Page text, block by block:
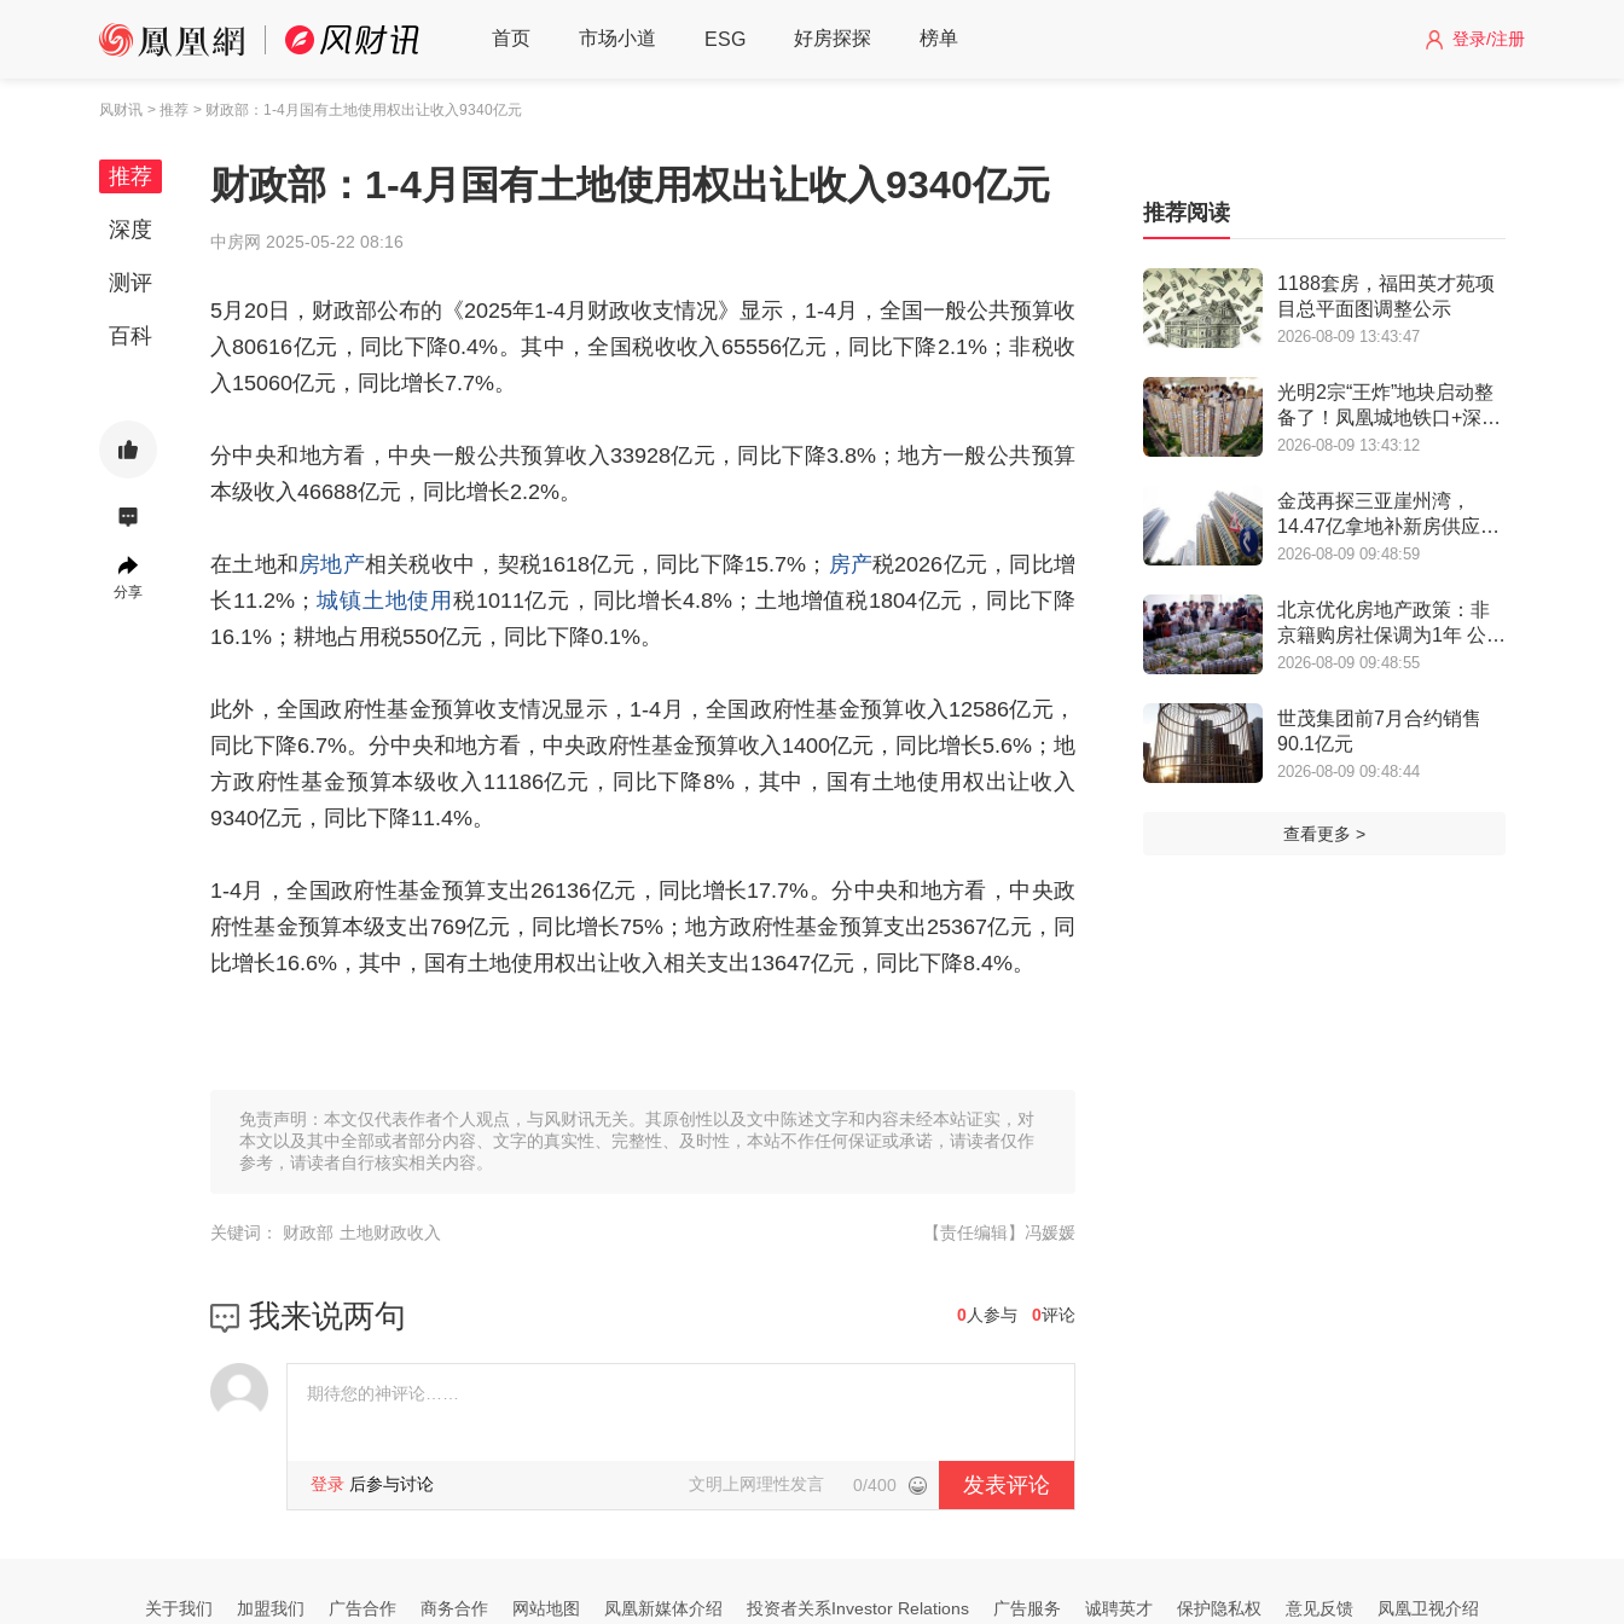
首页 市场小道 ESG 好房探探 榜单 登录/注册
风财讯 > 推荐 > 财政部：1-4月国有土地使用权出让收入9340亿元
推荐
深度
测评
百科
分享
财政部：1-4月国有土地使用权出让收入9340亿元
中房网 2025-05-22 08:16
5月20日，财政部公布的《2025年1-4月财政收支情况》显示，1-4月，全国一般公共预算收
入80616亿元，同比下降0.4%。其中，全国税收收入65556亿元，同比下降2.1%；非税收
入15060亿元，同比增长7.7%。
分中央和地方看，中央一般公共预算收入33928亿元，同比下降3.8%；地方一般公共预算
本级收入46688亿元，同比增长2.2%。
在土地和 房地产相关税收中，契税1618亿元，同比下降15.7%； 房产税2026亿元，同比增
长11.2%； 城镇土地使用 税1011亿元，同比增长4.8%；土地增值税1804亿元，同比下降
16.1%；耕地占用税550亿元，同比下降0.1%。
此外，全国政府性基金预算收支情况显示，1-4月，全国政府性基金预算收入12586亿元，
同比下降6.7%。分中央和地方看，中央政府性基金预算收入1400亿元，同比增长5.6%；地
方政府性基金预算本级收入11186亿元，同比下降8%，其中，国有土地使用权出让收入
9340亿元，同比下降11.4%。
1-4月，全国政府性基金预算支出26136亿元，同比增长17.7%。分中央和地方看，中央政
府性基金预算本级支出769亿元，同比增长75%；地方政府性基金预算支出25367亿元，同
比增长16.6%，其中，国有土地使用权出让收入相关支出13647亿元，同比下降8.4%。
免责声明：本文仅代表作者个人观点，与风财讯无关。其原创性以及文中陈述文字和内容未经本站证实，对
本文以及其中全部或者部分内容、文字的真实性、完整性、及时性，本站不作任何保证或承诺，请读者仅作
参考，请读者自行核实相关内容。
关键词： 财政部 土地财政收入 【责任编辑】冯媛媛
我来说两句 0人参与 0评论
登录 后参与讨论 文明上网理性发言 0/400 发表评论
推荐阅读
1188套房，福田英才苑项
目总平面图调整公示
2026-08-09 13:43:47
光明2宗“王炸”地块启动整
备了！凤凰城地铁口+深实
验+商业环绕
2026-08-09 13:43:12
金茂再探三亚崖州湾，
14.47亿拿地补新房供应缺
口
2026-08-09 09:48:59
北京优化房地产政策：非
京籍购房社保调为1年 公积
金最高可贷340万元
2026-08-09 09:48:55
世茂集团前7月合约销售
90.1亿元
2026-08-09 09:48:44
查看更多 >
关于我们 加盟我们 广告合作 商务合作 网站地图 凤凰新媒体介绍 投资者关系Investor Relations 广告服务 诚聘英才 保护隐私权 意见反馈 凤凰卫视介绍